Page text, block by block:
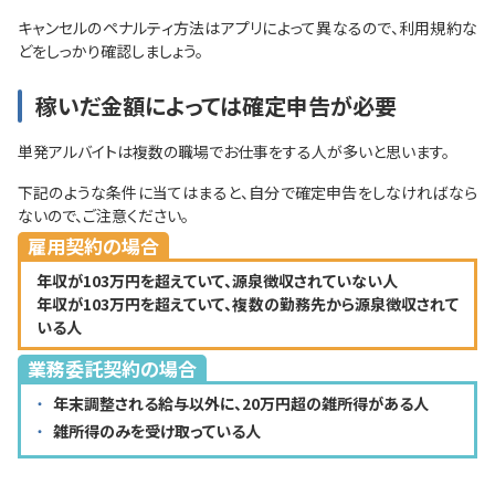
キャンセルのペナルティ方法はアプリによって異なるので、利用規約な
どをしっかり確認しましょう。
稼いだ金額によっては確定申告が必要
単発アルバイトは複数の職場でお仕事をする人が多いと思います。
下記のような条件に当てはまると、自分で確定申告をしなければなら
ないので、ご注意ください。
雇用契約の場合
年収が103万円を超えていて、源泉徴収されていない人
年収が103万円を超えていて、複数の勤務先から源泉徴収されて
いる人
業務委託契約の場合
年末調整される給与以外に、20万円超の雑所得がある人
雑所得のみを受け取っている人